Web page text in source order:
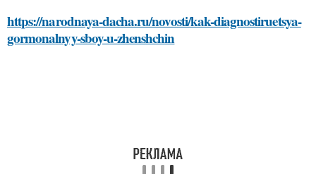
https://narodnaya-dacha.ru/novosti/kak-diagnostiruetsya-
gormonalnyy-sboy-u-zhenshchin